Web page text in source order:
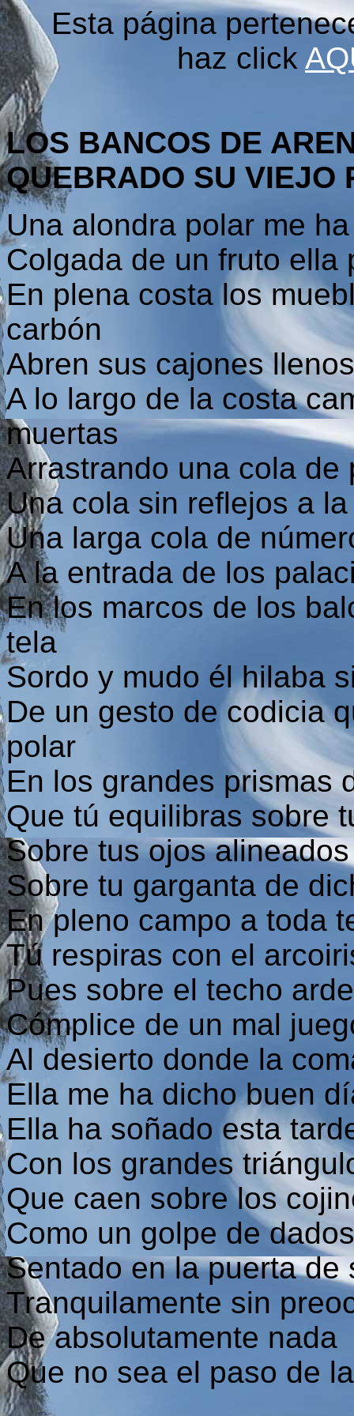
Esta página
haz click
LOS BANCOS DE
QUEBRADO SU VIEJO
Una alondra polar me
Colgada de un fruto ella
En plena costa los
carbón
Abren sus cajones
A lo largo de la costa
muertas
Arrastrando una cola de
Una cola sin reflejos a
Una larga cola de
A la entrada de los
En los marcos de los
tela
Sordo y mudo él hilaba
De un gesto de codicia
polar
En los grandes prismas
Que tú equilibras sobre
Sobre tus ojos
Sobre tu garganta de
En pleno campo a toda
Tú respiras con el
Pues sobre el techo
Cómplice de un mal
Al desierto donde la
Ella me ha dicho buen
Ella ha soñado esta
Con los grandes
Que caen sobre los
Como un golpe de
Sentado en la puerta
Tranquilamente sin
De absolutamente nada
Que no sea el paso de